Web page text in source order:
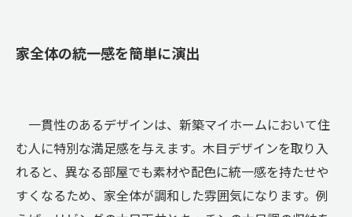
家全体の統一感を簡単に演出
一貫性のあるデザインは、新築マイホームにおいて住
む人に特別な満足感を与えます。木目デザインを取り入
れると、異なる部屋でも素材や配色に統一感を持たせや
すくなるため、家全体が調和した雰囲気になります。例